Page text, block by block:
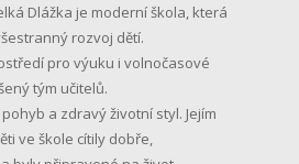
Dlážka je moderní škola, která
rozvoj dětí.
pro výuku i volnočasové
tým učitelů.
a zdravý životní styl. Jejím
ve škole cítily dobře,